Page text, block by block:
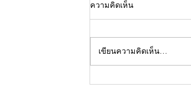
คอลัมน์"จับชีพจรวงการ
ความคิดเห็น
เขียนความคิดเห็น…